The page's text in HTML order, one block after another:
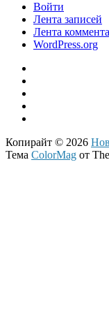
Войти
Лента записей
Лента
WordPress.org
Копирайт © 2026
Тема ColorMag от